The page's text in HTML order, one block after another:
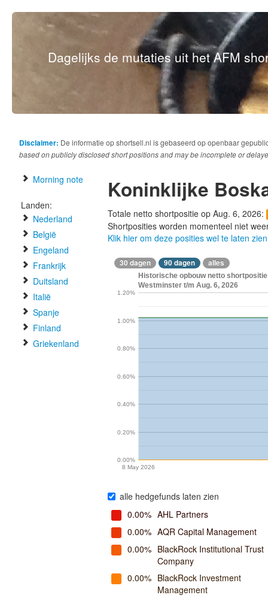
Dagelijks de mutaties uit het AFM
Disclaimer: De informatie op shortsell.nl is gebaseerd op openbaar
based on publicly disclosed short positions and may be incomplete or
Morning note
Landen:
Nederland
België
Engeland
Frankrijk
Duitsland
Italië
Spanje
Finland
Griekenland
Koninklijke
Totale netto shortpositie op Aug. 6, 2026:
Shortposities worden momenteel niet
Klik hier om deze posities wel te laten zien
30 dagen 90 dagen alles
Historische opbouw netto
Westminster t/m Aug. 6, 2026
8 May 2026
0.00%
0.20%
0.40%
0.60%
0.80%
1.00%
1.20%
alle hedgefunds laten zien
0.00% AHL Partners
0.00% AQR Capital Management
0.00% BlackRock Institutional Trust
Company
0.00% BlackRock Investment
Management